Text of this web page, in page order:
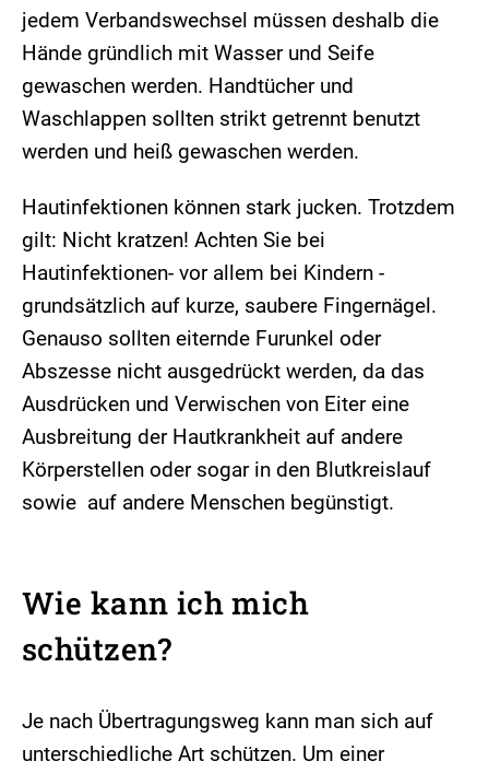
jedem Verbandswechsel müssen deshalb die
Hände gründlich mit Wasser und Seife
gewaschen werden. Handtücher und
Waschlappen sollten strikt getrennt benutzt
werden und heiß gewaschen werden.
Hautinfektionen können stark jucken. Trotzdem
gilt: Nicht kratzen! Achten Sie bei
Hautinfektionen- vor allem bei Kindern -
grundsätzlich auf kurze, saubere Fingernägel.
Genauso sollten eiternde Furunkel oder
Abszesse nicht ausgedrückt werden, da das
Ausdrücken und Verwischen von Eiter eine
Ausbreitung der Hautkrankheit auf andere
Körperstellen oder sogar in den Blutkreislauf
sowie auf andere Menschen begünstigt.
Wie kann ich mich
schützen?
Je nach Übertragungsweg kann man sich auf
unterschiedliche Art schützen. Um einer